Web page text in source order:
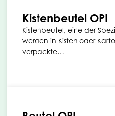
Kistenbeutel OPI
Kistenbeutel, eine der
werden in Kisten oder
verpackte…